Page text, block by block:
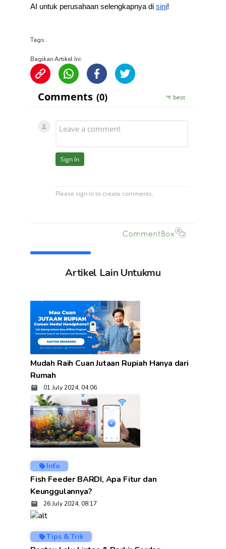
AI untuk perusahaan selengkapnya di sini!
Tags:
Bagikan Artikel Ini:
Artikel Lain Untukmu
Mudah Raih Cuan Jutaan Rupiah Hanya dari
Rumah
01 July 2024, 04:06
Info
Fish Feeder BARDI, Apa Fitur dan
Keunggulannya?
26 July 2024, 08:17
Tips & Trik